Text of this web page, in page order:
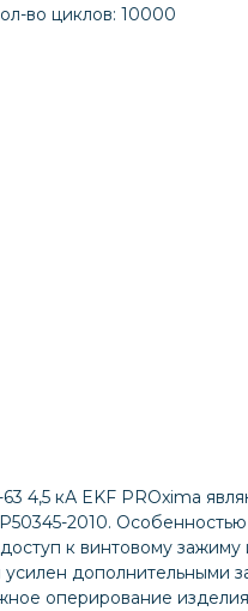
во циклов: 10000
4,5 кА EKF PROxima
2010.
к винтовому
дополнительными
оперирование